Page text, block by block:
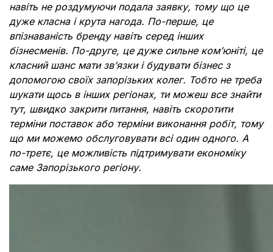
навіть не роздумуючи подала заявку, тому що це
дуже класна і крута нагода. По-перше, це
впізнаваність бренду навіть серед інших
бізнесменів. По-друге, це дуже сильне ком’юніті, це
класний шанс мати зв’язки і будувати бізнес з
допомогою своїх запорізьких колег. Тобто не треба
шукати щось в інших регіонах, ти можеш все знайти
тут, швидко закрити питання, навіть скоротити
терміни поставок або терміни виконання робіт, тому
що ми можемо обслуговувати всі один одного. А
по-третє, це можливість підтримувати економіку
саме Запорізького регіону.